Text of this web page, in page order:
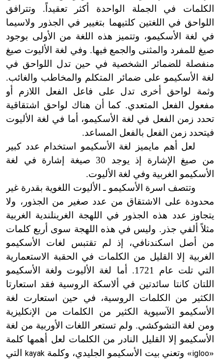
الكلمات في الجملة الواحدة أكثر تعقيداً. وتترافق
اللواحق في اللغتين كلتيهما بتغيير في الجذور ولاسيما
في لغة الأسكيمو، وتتميز هذه اللغة من الأولى بوجود
صيغ للمفرد والمثنى والجمع فيها. وفي لغة الأليوت صيغ
منفصلة للضمائر الشخصية في حين تدل اللواحق في
لغة الأسكيمو على ضمائر المتكلم والمخاطب والغائب.
وثمة لواحق أخرى تدل على فاعل الفعل اللازم أو
مفعول الفعل المتعدي. كما أن هناك لواحق اشتقاقية
تحدد زمن الفعل في لغة الأسكيمو، أما في لغة الأليوت
فيتحدد زمن الفعل بالفعل المساعد.
لعل أهم مايميز لغة الأسكيمو استخدام عدد كبير
من صيغ الإشارة إذ يوجد 30 صيغة إشارة في لغة
الأسكيمو الغربية وفي لغة الأليوت.
وتتصف اسرة الأسكيمو ـ الأليوت اللغوية بقدرة غير
محدودة على الاشتقاق من عدد صغير من الجذور، ولا
يتجاوز عدد هذه الجذور في اللهجة الغرينلندية
الغربية
مثلاً ألفي جذر. وليس في هذه اللهجة سوى أربع كلمات
من أصل اسكندنافي، إذ لم تقتبس لغات الأسكيمو
الغربية إلا القليل من الكلمات في الحقبة الاستعمارية
التي تلت عام 1721
. أما لغة الأليوت ولغة الأسكيمو
اللتان كانتا سائدتين في ألاسكة الروسية فقد استعارتا
الكثير من الكلمات الروسية، في حين استعارت لغة
الأسكيمو الآسيوية الكثير من الكلمات من الإنكليزية
ومن لغة التشوكشي. ولم تستعر اللغات الأوربية من لغة
الأسكيمو إلا القليل النادر من الكلمات لعل أهمها كلمة
«
igloo» وتعني بيت الأسكيمو الجليدي، وكلمة kayak
التي